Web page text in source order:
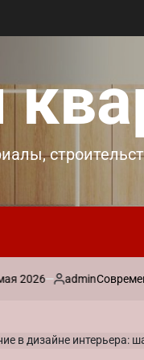
Запись
adminСовременный
в дизайне интерьера: